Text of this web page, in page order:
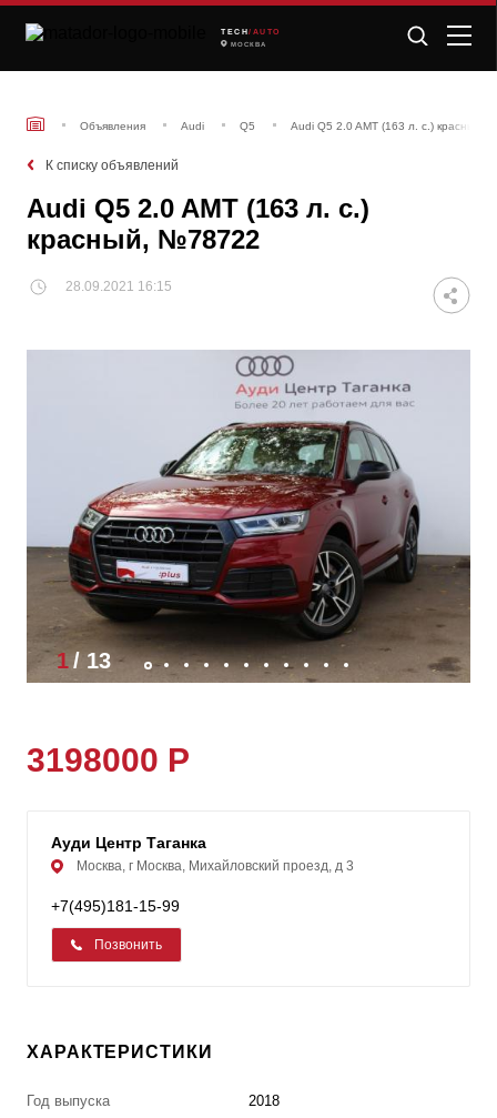
TECH /AUTO
МОСКВА
Объявления Audi Q5 Audi Q5 2.0 AMT (163 л. с.) красный,
К списку объявлений
Audi Q5 2.0 AMT (163 л. с.)
красный, №78722
28.09.2021 16:15
1/ 13
3198000 Р
Ауди Центр Таганка
Москва, г Москва, Михайловский проезд, д 3
+7(495)181-15-99
Позвонить
ХАРАКТЕРИСТИКИ
Год выпуска
2018